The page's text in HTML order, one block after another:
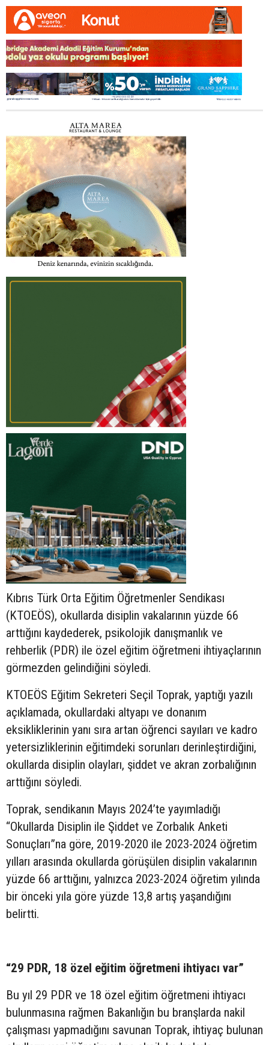
Kıbrıs Türk Orta Eğitim Öğretmenler Sendikası
(KTOEÖS), okullarda disiplin vakalarının yüzde 66
arttığını kaydederek, psikolojik danışmanlık ve
rehberlik (PDR) ile özel eğitim öğretmeni ihtiyaçlarının
görmezden gelindiğini söyledi.
KTOEÖS Eğitim Sekreteri Seçil Toprak, yaptığı yazılı
açıklamada, okullardaki altyapı ve donanım
eksikliklerinin yanı sıra artan öğrenci sayıları ve kadro
yetersizliklerinin eğitimdeki sorunları derinleştirdiğini,
okullarda disiplin olayları, şiddet ve akran zorbalığının
arttığını söyledi.
Toprak, sendikanın Mayıs 2024’te yayımladığı
“Okullarda Disiplin ile Şiddet ve Zorbalık Anketi
Sonuçları”na göre, 2019-2020 ile 2023-2024 öğretim
yılları arasında okullarda görüşülen disiplin vakalarının
yüzde 66 arttığını, yalnızca 2023-2024 öğretim yılında
bir önceki yıla göre yüzde 13,8 artış yaşandığını
belirtti.
“29 PDR, 18 özel eğitim öğretmeni ihtiyacı var”
Bu yıl 29 PDR ve 18 özel eğitim öğretmeni ihtiyacı
bulunmasına rağmen Bakanlığın bu branşlarda nakil
çalışması yapmadığını savunan Toprak, ihtiyaç bulunan